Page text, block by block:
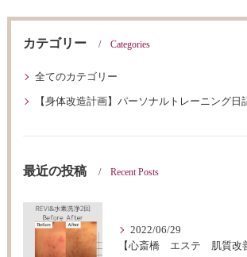
カテゴリー Categories
全てのカテゴリー
【身体改造計画】パーソナルトレーニング日
最近の投稿 Recent Posts
2022/06/29